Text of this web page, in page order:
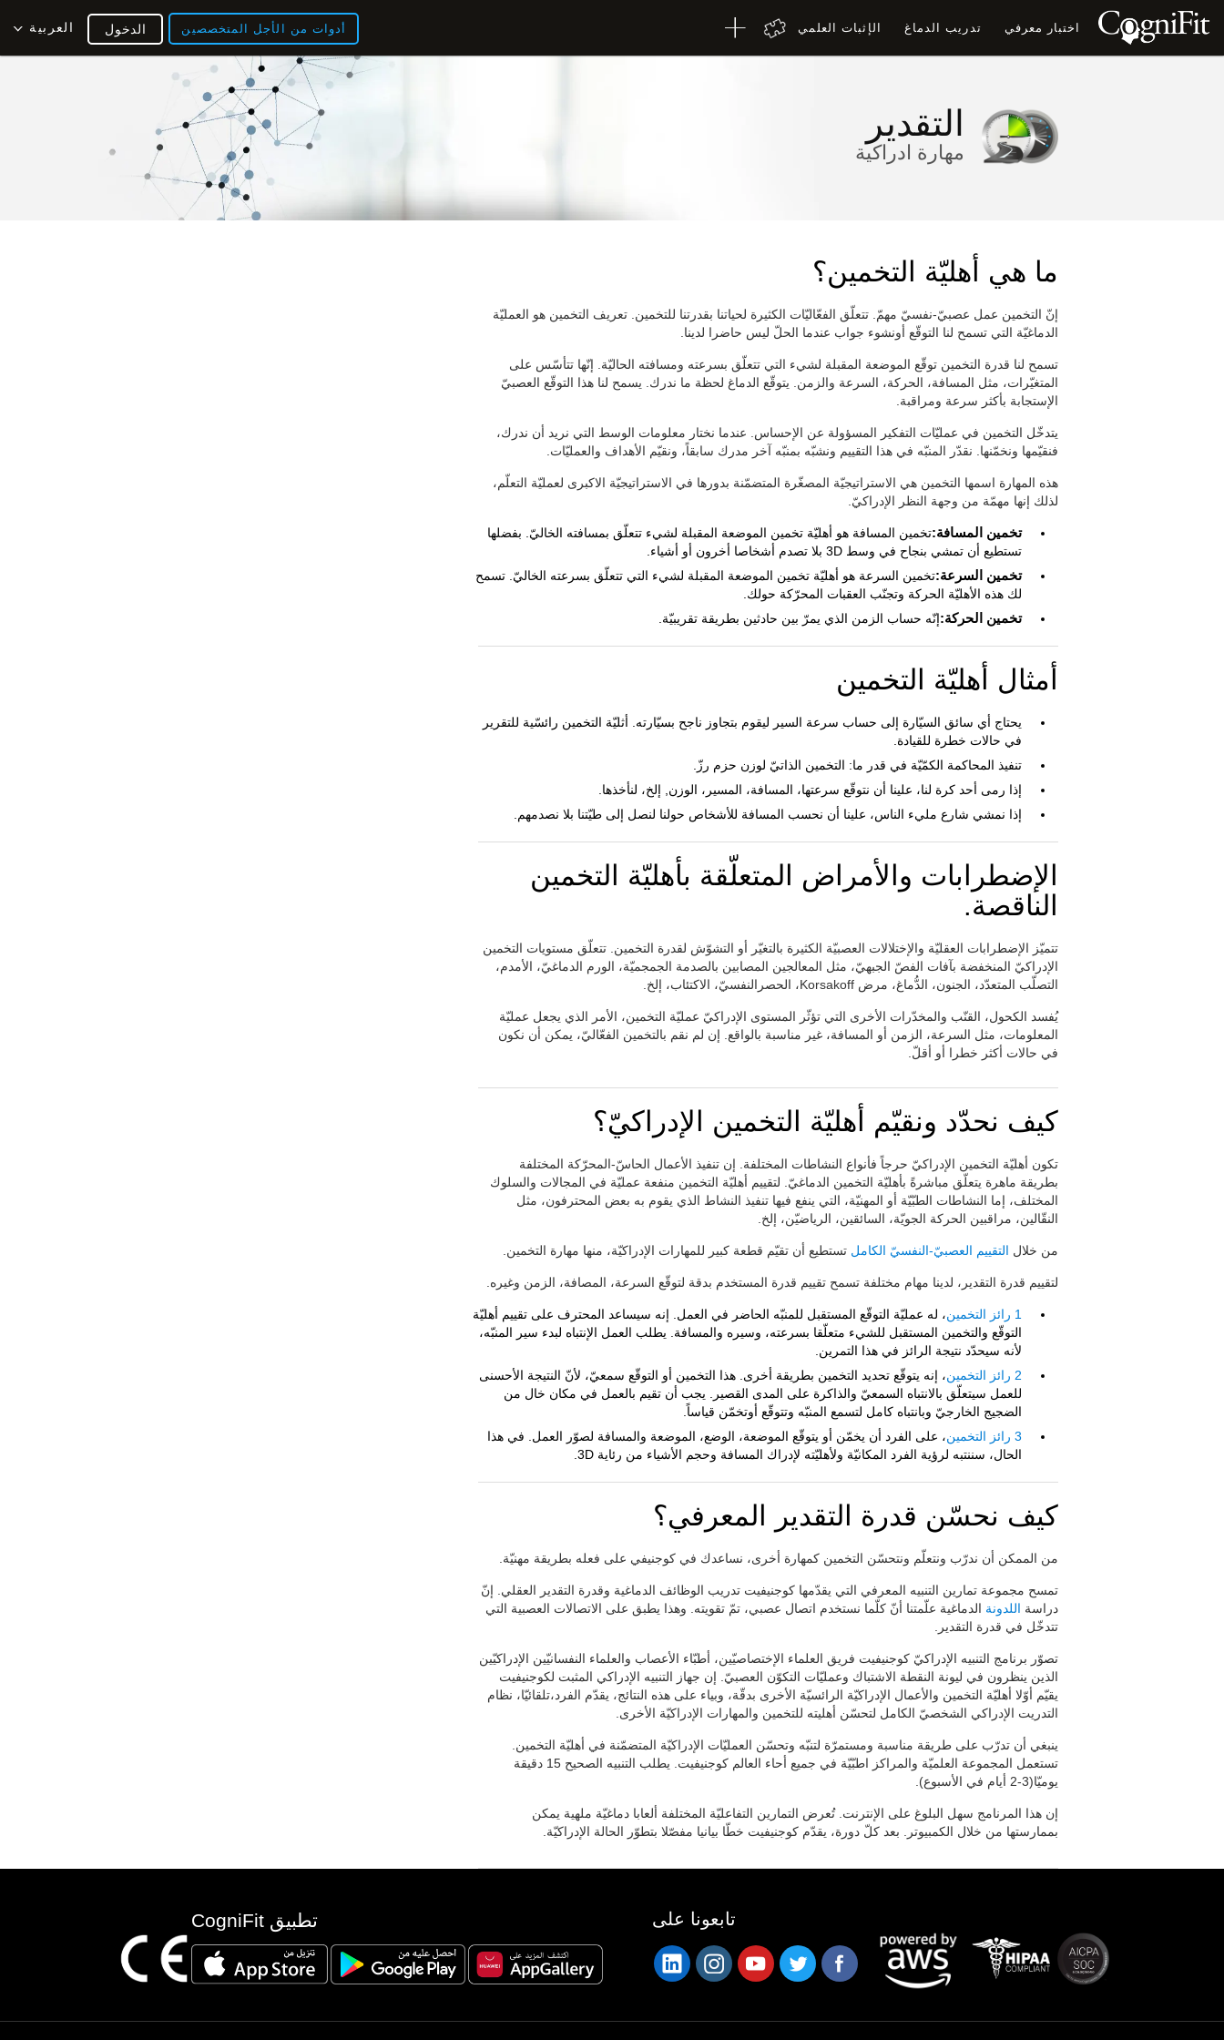
اختبار معرفي تدريب الدماغ الإثبات العلمي أدوات من الأجل المتخصصين العربية الدخول
التقدير
مهارة ادراكية
ما هي أهليّة التخمين؟
إنّ التخمين عمل عصبيّ-نفسيّ مهمّ. تتعلّق الفعّاليّات الكثيرة لحياتنا بقدرتنا للتخمين. تعريف التخمين هو العمليّة
الدماغيّة التي تسمح لنا التوقّع أونشوء جواب عندما الحلّ ليس حاضرا لدينا.
تسمح لنا قدرة التخمين توقّع الموضعة المقبلة لشيء التي تتعلّق بسرعته ومسافته الحاليّة. إنّها تتأسّس على
المتغيّرات، مثل المسافة، الحركة، السرعة والزمن. يتوقّع الدماغ لحظة ما ندرك. يسمح لنا هذا التوقّع العصبيّ
الإستجابة بأكثر سرعة ومراقبة.
يتدخّل التخمين في عمليّات التفكير المسؤولة عن الإحساس. عندما نختار معلومات الوسط التي نريد أن ندرك،
فنقيّمها ونخمّنها. نقدّر المنبّه في هذا التقييم ونشبّه بمنبّه آخر مدرك سابقاً، ونقيّم الأهداف والعمليّات.
هذه المهارة اسمها التخمين هي الاستراتيجيّة المصغّرة المتضمّنة بدورها في الاستراتيجيّة الاكبرى لعمليّة التعلّم،
لذلك إنها مهمّة من وجهة النظر الإدراكيّ.
تخمين المسافة:تخمين المسافة هو أهليّة تخمين الموضعة المقبلة لشيء تتعلّق بمسافته الخاليّ. بفضلها
تستطيع أن تمشي بنجاح في وسط 3D بلا تصدم أشخاصا أخرون أو أشياء.
تخمين السرعة:تخمين السرعة هو أهليّة تخمين الموضعة المقبلة لشيء التي تتعلّق بسرعته الخاليّ. تسمح
لك هذه الأهليّة الحركة وتجنّب العقبات المحرّكة حولك.
تخمين الحركة:إنّه حساب الزمن الذي يمرّ بين حادثين بطريقة تقريبيّة.
أمثال أهليّة التخمين
يحتاج أي سائق السيّارة إلى حساب سرعة السير ليقوم بتجاوز ناجح بسيّارته. أثليّة التخمين رائسّية للتقرير
في حالات خطرة للقيادة.
تنفيذ المحاكمة الكمّيّة في قدر ما: التخمين الذاتيّ لوزن حزم رزّ.
إذا رمى أحد كرة لنا، علينا أن نتوقّع سرعتها، المسافة، المسير، الوزن, إلخ، لنأخذها.
إذا نمشي شارع مليء الناس، علينا أن نحسب المسافة للأشخاص حولنا لنصل إلى طيّتنا بلا نصدمهم.
الإضطرابات والأمراض المتعلّقة بأهليّة التخمين
الناقصة.
تتميّز الإضطرابات العقليّة والإختلالات العصبيّة الكثيرة بالتغيّر أو التشوّش لقدرة التخمين. تتعلّق مستويات التخمين
الإدراكيّ المنخفضة بآفات الفصّ الجبهيّ، مثل المعالجين المصابين بالصدمة الجمجميّة، الورم الدماغيّ، الأمدم،
التصلّب المتعدّد، الجنون، الدُّماغ، مرض Korsakoff، الحصرالنفسيّ، الاكتئاب، إلخ.
يُفسد الكحول، القنّب والمخدّرات الأخرى التي تؤثّر المستوى الإدراكيّ عمليّة التخمين، الأمر الذي يجعل عمليّة
المعلومات، مثل السرعة، الزمن أو المسافة، غير مناسبة بالواقع. إن لم نقم بالتخمين الفعّاليّ، يمكن أن نكون
في حالات أكثر خطرا أو أقلّ.
كيف نحدّد ونقيّم أهليّة التخمين الإدراكيّ؟
تكون أهليّة التخمين الإدراكيّ حرجاً فأنواع النشاطات المختلفة. إن تنفيذ الأعمال الحاسّ-المحرّكة المختلفة
بطريقة ماهرة يتعلّق مباشرةً بأهليّة التخمين الدماغيّ. لتقييم أهليّة التخمين منفعة عمليّة في المجالات والسلوك
المختلف، إما النشاطات الطبّيّة أو المهنيّة، التي ينفع فيها تنفيذ النشاط الذي يقوم به بعض المحترفون، مثل
النقّالين، مراقبين الحركة الجويّة، السائقين، الرياضيّن، إلخ.
من خلال التقييم العصبيّ-النفسيّ الكامل تستطيع أن تقيّم قطعة كبير للمهارات الإدراكيّة، منها مهارة التخمين.
لتقييم قدرة التقدير، لدينا مهام مختلفة تسمح تقييم قدرة المستخدم بدقة لتوقّع السرعة، المصافة، الزمن وغيره.
1 رائز التخمين
، له عمليّة التوقّع المستقبل للمنبّه الحاضر في العمل. إنه سيساعد المحترف على تقييم أهليّة
التوقّع والتخمين المستقبل للشيء متعلّقا بسرعته، وسيره والمسافة. يطلب العمل الإنتباه لبدء سير المنبّه،
لأنه سيحدّد نتيجة الرائز في هذا التمرين.
2 رائز التخمين
، إنه يتوقّع تحديد التخمين بطريقة أخرى. هذا التخمين أو التوقّع سمعيّ، لأنّ النتيجة الأحسنى
للعمل سيتعلّق بالانتباه السمعيّ والذاكرة على المدى القصير. يجب أن تقيم بالعمل في مكان خال من
الضجيج الخارجيّ وبانتباه كامل لتسمع المنبّه وتتوقّع أوتخمّن قياساً.
3 رائز التخمين
، على الفرد أن يخمّن أو يتوقّع الموضعة، الوضع، الموضعة والمسافة لصوّر العمل. في هذا
الحال، سننتبه لرؤية الفرد المكانيّة ولأهليّته لإدراك المسافة وحجم الأشياء من رئاية 3D.
كيف نحسّن قدرة التقدير المعرفي؟
من الممكن أن ندرّب ونتعلّم ونتحسّن التخمين كمهارة أخرى، نساعدك في كوجنيفي على فعله بطريقة مهنيّة.
تمسح مجموعة تمارين التنبيه المعرفي التي يقدّمها كوجنيفيت تدريب الوظائف الدماغية وقدرة التقدير العقلي. إنّ
دراسة اللدونة الدماغية علّمتنا أنّ كلّما نستخدم اتصال عصبي، تمّ تقويته. وهذا يطبق على الاتصالات العصبية التي
تتدخّل في قدرة التقدير.
تصوّر برنامج التنبيه الإدراكيّ كوجنيفيت فريق العلماء الإختصاصيّين، أطبّاء الأعصاب والعلماء النفسانيّين الإدراكيّين
الذين ينظرون في ليونة النقطة الاشتباك وعمليّات التكوّن العصبيّ. إن جهاز التنبيه الإدراكي المثبت لكوجنيفيت
يقيّم أوّلا أهليّة التخمين والأعمال الإدراكيّة الرائسيّة الأخرى بدقّة، وبياء على هذه النتائج، يقدّم الفرد،تلقائيّا، نظام
التدريت الإدراكي الشخصيّ الكامل لتحسّن أهليته للتخمين والمهارات الإدراكيّة الأخرى.
ينبغي أن تدرّب على طريقة مناسبة ومستمرّة لتنبّه وتحسّن العمليّات الإدراكيّة المتضمّنة في أهليّة التخمين.
تستعمل المجموعة العلميّة والمراكز اطبّيّة في جميع أحاء العالم كوجنيفيت. يطلب التنبيه الصحيح 15 دقيقة
يوميّا(3-2 أيام في الأسبوع).
إن هذا المرنامج سهل البلوغ على الإنترنت. تُعرض التمارين التفاعليّة المختلفة ألعابا دماغيّة ملهية يمكن
بممارستها من خلال الكمبيوتر. بعد كلّ دورة، يقدّم كوجنيفيت خطّا بيانيا مفصّلا بتطوّر الحالة الإدراكيّة.
تطبيق CogniFit تابعونا على